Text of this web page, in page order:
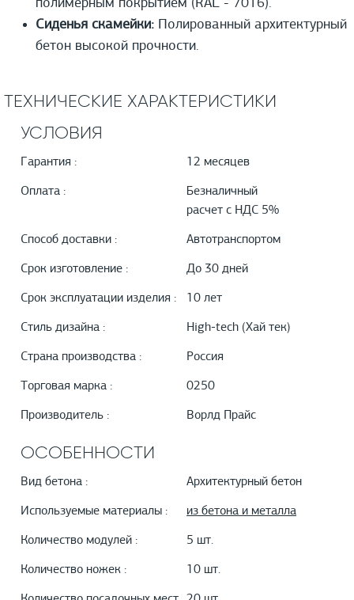
полимерным покрытием (RAL - 7016).
Сиденья скамейки: Полированный архитектурный
бетон высокой прочности.
ТЕХНИЧЕСКИЕ ХАРАКТЕРИСТИКИ
УСЛОВИЯ
Гарантия : 12 месяцев
Оплата :
Безналичный
расчет с НДС 5%
Способ доставки : Автотранспортом
Срок изготовление : До 30 дней
Срок эксплуатации изделия : 10 лет
Стиль дизайна : High-tech (Хай тек)
Страна производства : Россия
Торговая марка : 0250
Производитель : Ворлд Прайс
ОСОБЕННОСТИ
Вид бетона : Архитектурный бетон
Используемые материалы : из бетона и металла
Количество модулей : 5 шт.
Количество ножек : 10 шт.